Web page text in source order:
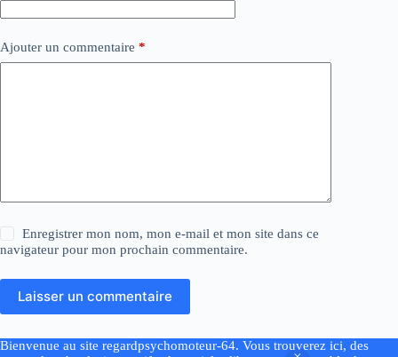
Bienvenue au site regardpsychomoteur-64. Vous trouverez ici, des
Ajouter un commentaire *
Enregistrer mon nom, mon e-mail et mon site dans ce
navigateur pour mon prochain commentaire.
Laisser un commentaire